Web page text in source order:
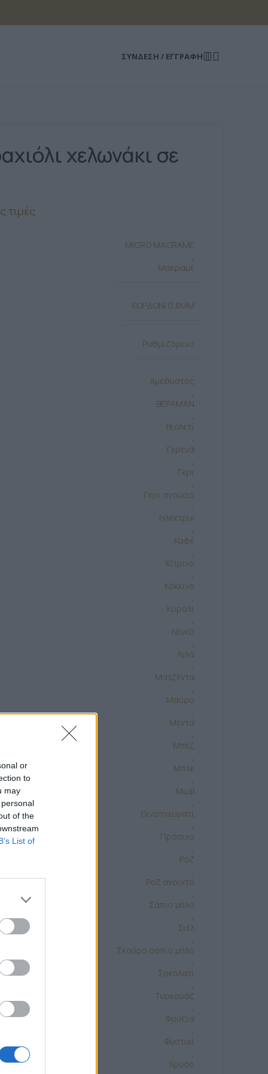
or
to
may
of the
List of
ΣΎΝΔΕΣΗ / ΕΓΓΡΑΦΉ
χελωνάκι σε
τιμές
MICRO MACRAME
,
Μακραμέ
ΚΟΡΔΟΝΙ 0.8MM
Ρυθμιζόμενο
Αμέθυστος
,
ΒΕΡΑΜΑΝ
,
Βιολετί
,
Γκρενά
,
Γκρι
,
Γκρι ανοιχτό
,
Ηλεκτρίκ
,
Καφέ
,
Κίτρινο
,
Κόκκινο
,
Κοραλί
,
Λευκό
,
Λιλά
,
Ματζέντα
,
Μαύρο
,
Μέντα
,
Μπεζ
,
Μπλε
,
Μωβ
,
Οινοπνευματί
,
Πράσινο
,
Ροζ
,
Ροζ ανοιχτό
,
Σάπιο μήλο
,
Σιέλ
,
Σκούρο σάπιο μήλο
,
Σοκολατί
,
Τυρκουάζ
,
Φούξια
,
Φυστικί
,
Χρυσό